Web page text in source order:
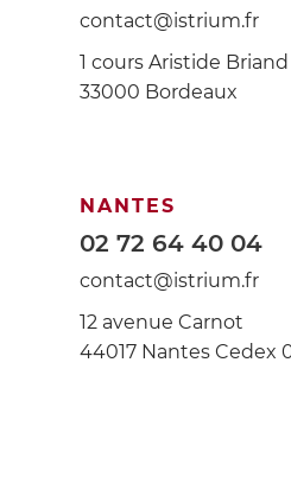
contact@istrium.fr
1 cours Aristide Briand
33000 Bordeaux
NANTES
02 72 64 40 04
contact@istrium.fr
12 avenue Carnot
44017 Nantes Cedex